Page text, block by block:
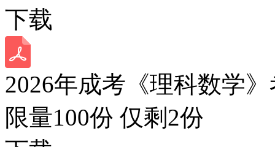
下载
2026年成考《理科数学
限量100份 仅剩 2份